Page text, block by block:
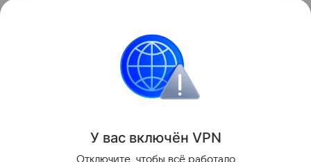
заполненной отработавшими космическими
У вас включён VPN
Отключите, чтобы всё работало